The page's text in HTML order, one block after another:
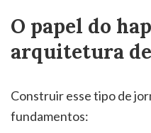
O papel do
arquitetura
Construir esse tipo de
fundamentos: